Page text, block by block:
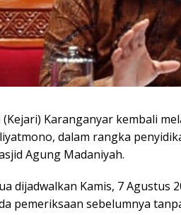
Karanganyar kembali
dalam rangka
Agung Madaniyah.
dijadwalkan Kamis, 7 Agustus
pemeriksaan sebelumnya